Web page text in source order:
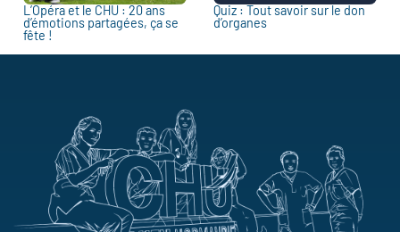
L’Opéra et le CHU : 20 ans
d’émotions partagées, ça se
fête !
Quiz : Tout savoir sur le don
d’organes